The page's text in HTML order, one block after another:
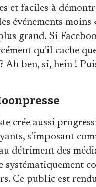
et faciles à
événements moins
grand. Si
qu'il cache
Ah ben, si, hein !
crée aussi
s'imposant
détriment des
systématiquement
Ce public est